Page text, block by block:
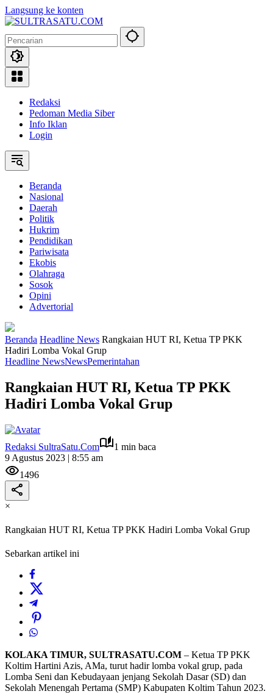
Langsung ke konten
Redaksi
Pedoman Media Siber
Info Iklan
Login
Beranda
Nasional
Daerah
Politik
Hukrim
Pendidikan
Pariwisata
Ekobis
Olahraga
Sosok
Opini
Advertorial
Beranda Headline News Rangkaian HUT RI, Ketua TP PKK
Hadiri Lomba Vokal Grup
Headline NewsNewsPemerintahan
Rangkaian HUT RI, Ketua TP PKK
Hadiri Lomba Vokal Grup
Redaksi SultraSatu.Com
1 min baca
9 Agustus 2023 | 8:55 am
1496
×
Rangkaian HUT RI, Ketua TP PKK Hadiri Lomba Vokal Grup
Sebarkan artikel ini
KOLAKA TIMUR, SULTRASATU.COM – Ketua TP PKK
Koltim Hartini Azis, AMa, turut hadir lomba vokal grup, pada
Lomba Seni dan Kebudayaan jenjang Sekolah Dasar (SD) dan
Sekolah Menengah Pertama (SMP) Kabupaten Koltim Tahun 2023.